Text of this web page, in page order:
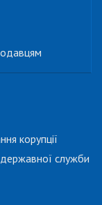
корупції
державної служби